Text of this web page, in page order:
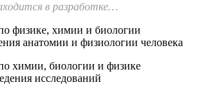
в разработке…
физике, химии и биологии
анатомии и физиологии человека
химии, биологии и физике
исследований